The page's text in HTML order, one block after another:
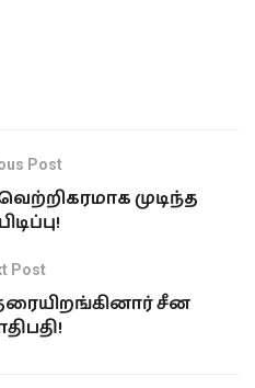
Post
முடிந்த
Post
சீன